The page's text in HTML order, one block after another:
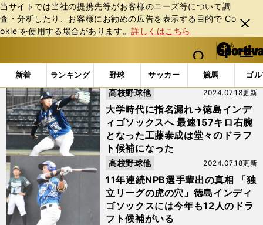
当サイトでは当社の提携先等がお客様のニーズ等について調
査・分析したり、お客様にお勧めの広告を表⽰する⽬的で Co
okie を使⽤する場合があります。詳しくはこちら
閉じ
る
web Sportiva (webスポルティーバ)
検索
マイペ
ー
ジ
メニュ
新着 ランキング 野球 サッカー 競馬 ゴ
b
ス
ポ
ル
テ
ィ
バ
「#杉本幸基」の最新ニュース・ 情報
大学時代に指名漏れ→徳島インデ
ィゴソックスへ 最速157キロ右腕
となった工藤泰成は堂々のドラフ
ト候補になった
2024.07.18更新
高校野球他
11年連続NPB選手輩出の真相 「独
立リーグの虎の穴」徳島インディ
ゴソックスには今年も12人のドラ
フト候補がいる
2024.07.18更新
高校野球他